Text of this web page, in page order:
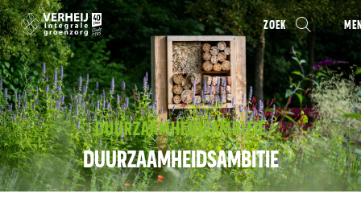
ZOEK
DUURZAAMHEIDSAMBITIE
DUURZAAMHEIDSAMBITIE